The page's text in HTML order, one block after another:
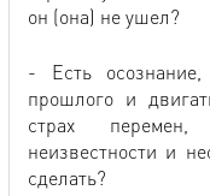
он (она) не ушел?
- Есть осознание,
прошлого и
страх перемен,
неизвестности и
сделать?